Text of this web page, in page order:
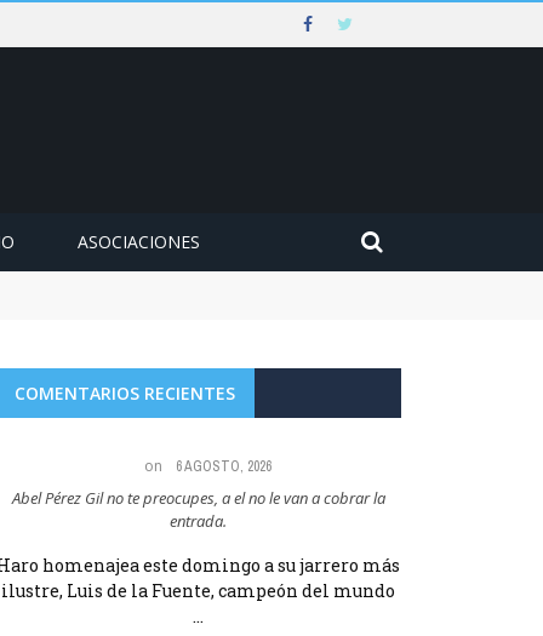
ASOCIACIONES
COMENTARIOS RECIENTES
on 6 AGOSTO, 2026
Abel Pérez Gil no te preocupes, a el no le van a cobrar la
entrada.
homenajea este domingo a su jarrero más
ilustre, Luis de la Fuente, campeón del mundo
...